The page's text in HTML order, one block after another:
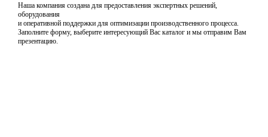
Наша компания создана для предоставления экспертных решений,
оборудования
и оперативной поддержки для оптимизации производственного процесса.
Заполните форму, выберите интересующий Вас каталог и мы отправим Вам
презентацию.